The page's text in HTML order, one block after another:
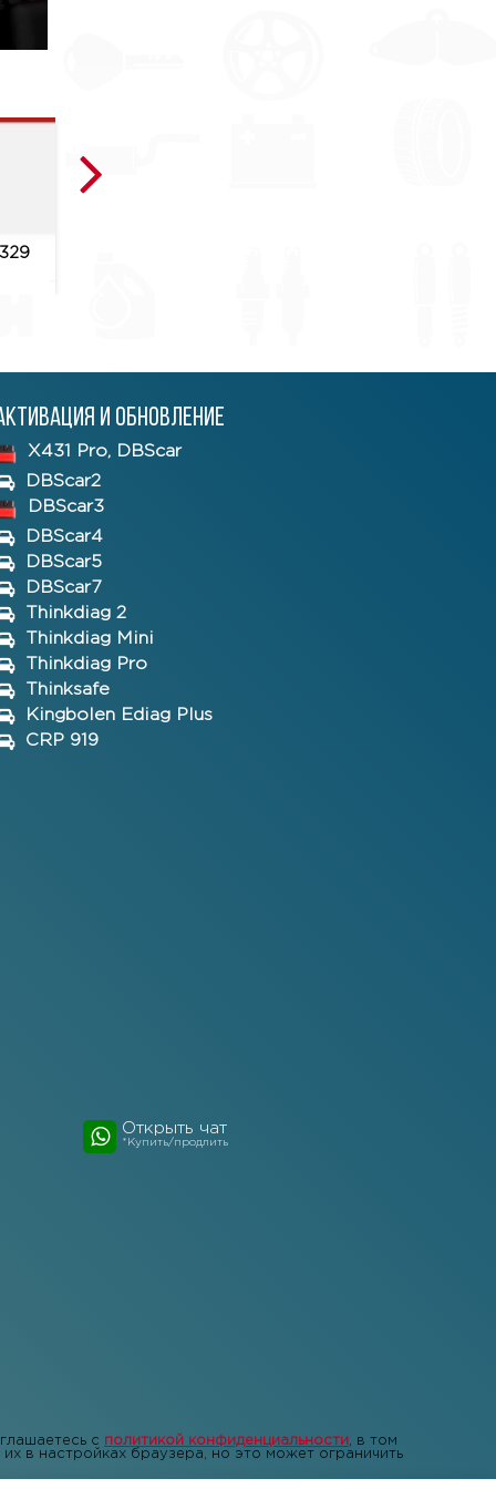
и обновление
X431 Pro, DBScar
DBScar2
DBScar3
DBScar4
DBScar5
DBScar7
Thinkdiag 2
Thinkdiag Mini
Thinkdiag Pro
Thinksafe
Kingbolen Ediag Plus
CRP 919
Открыть чат
*Купить/продлить
с политикой конфиденциальности , в том
в настройках браузера, но это может ограничить